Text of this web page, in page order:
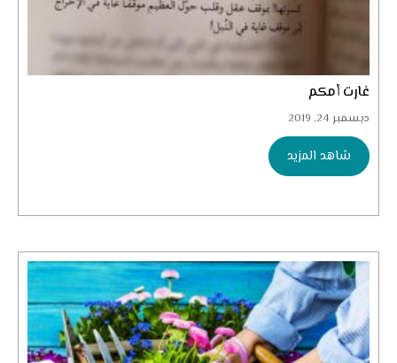
غارت أمكم
ديسمبر 24, 2019
شاهد المزيد